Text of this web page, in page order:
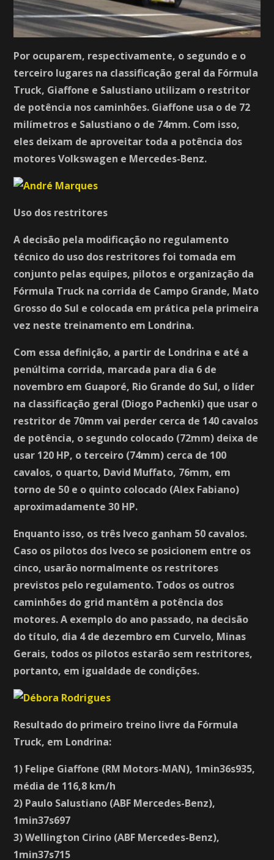
Por ocuparem, respectivamente, o segundo e o
terceiro lugares na classificação geral da Fórmula
Truck, Giaffone e Salustiano utilizam o restritor
de potência nos caminhões. Giaffone usa o de 72
milímetros e Salustiano o de 74mm. Com isso,
eles deixam de aproveitar toda a potência dos
motores Volkswagen e Mercedes-Benz.
Uso dos restritores
A decisão pela modificação no regulamento
técnico do uso dos restritores foi tomada em
conjunto pelas equipes, pilotos e organização da
Fórmula Truck na corrida de Campo Grande, Mato
Grosso do Sul e colocada em prática pela primeira
vez neste treinamento em Londrina.
Com essa definição, a partir de Londrina e até a
penúltima corrida, marcada para dia 6 de
novembro em Guaporé, Rio Grande do Sul, o líder
na classificação geral (Diogo Pachenki) que usar o
restritor de 70mm vai perder cerca de 140 cavalos
de potência, o segundo colocado (72mm) deixa de
usar 120 HP, o terceiro (74mm) cerca de 100
cavalos, o quarto, David Muffato, 76mm, em
torno de 50 e o quinto colocado (Alex Fabiano)
aproximadamente 30 HP.
Enquanto isso, os três Iveco ganham 50 cavalos.
Caso os pilotos dos Iveco se posicionem entre os
cinco, usarão normalmente os restritores
previstos pelo regulamento. Todos os outros
caminhões do grid mantêm a potência dos
motores. A exemplo do ano passado, na decisão
do título, dia 4 de dezembro em Curvelo, Minas
Gerais, todos os pilotos estarão sem restritores,
portanto, em igualdade de condições.
Resultado do primeiro treino livre da Fórmula
Truck, em Londrina:
1) Felipe Giaffone (RM Motors-MAN), 1min36s935,
média de 116,8 km/h
2) Paulo Salustiano (ABF Mercedes-Benz),
1min37s697
3) Wellington Cirino (ABF Mercedes-Benz),
1min37s715